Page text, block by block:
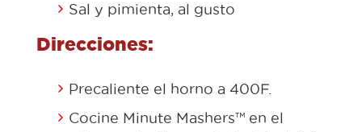
Sal y pimienta, al gusto
Direcciones:
Precaliente el horno a 400F.
Cocine Minute Mashers™ en el